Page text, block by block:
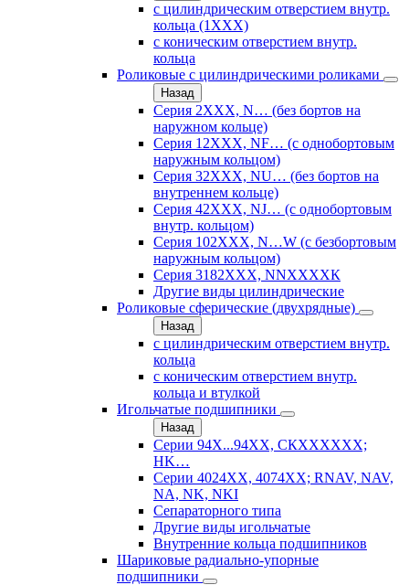
с цилиндрическим отверстием внутр.
кольца (1ХХХ)
с коническим отверстием внутр.
кольца
Роликовые с цилиндрическими роликами
Назад
Серия 2ХХХ, N… (без бортов на
наружном кольце)
Серия 12ХХХ, NF… (с однобортовым
наружным кольцом)
Серия 32ХХХ, NU… (без бортов на
внутреннем кольце)
Серия 42ХХХ, NJ… (с однобортовым
внутр. кольцом)
Серия 102ХХХ, N…W (с безбортовым
наружным кольцом)
Серия 3182ХХХ, NNХХХХК
Другие виды цилиндрические
Роликовые сферические (двухрядные)
Назад
с цилиндрическим отверстием внутр.
кольца
с коническим отверстием внутр.
кольца и втулкой
Игольчатые подшипники
Назад
Серии 94Х...94ХХ, СКХХХХХХ;
HK…
Серии 4024ХХ, 4074ХХ; RNAV, NAV,
NA, NK, NKI
Сепараторного типа
Другие виды игольчатые
Внутренние кольца подшипников
Шариковые радиально-упорные
подшипники